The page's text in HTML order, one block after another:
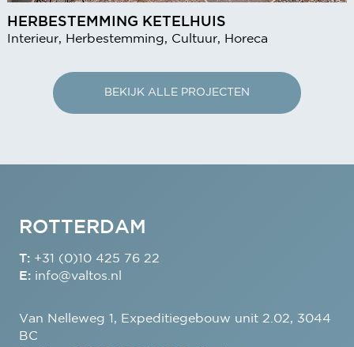
HERBESTEMMING KETELHUIS
Interieur, Herbestemming, Cultuur, Horeca
BEKIJK ALLE PROJECTEN
ROTTERDAM
T:+31 (0)10 425 76 22
E:info@valtos.nl
Van Nelleweg 1, Expeditiegebouw unit 2.02, 3044
BC